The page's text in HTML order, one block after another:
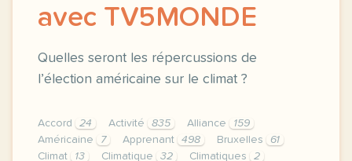
avec TV5MONDE
Quelles seront les répercussions de
l’élection américaine sur le climat ?
Accord 24 Activité 835 Alliance
159
Américaine
7 Apprenant 498 Bruxelles
61
Climat
13 Climatique 32 Climatiques 2